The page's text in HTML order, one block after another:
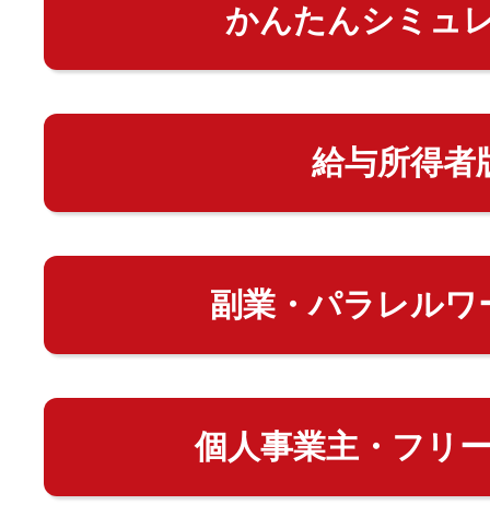
かんたんシミュ
給与所得者
副業・パラレルワ
個人事業主・フリ